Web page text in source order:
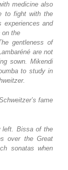
medicine also
to fight with the
experiences and
on the
gentleness of
are not
sown. Mikendi
to study in
fame
left. Bissa of the
over the Great
sonatas when